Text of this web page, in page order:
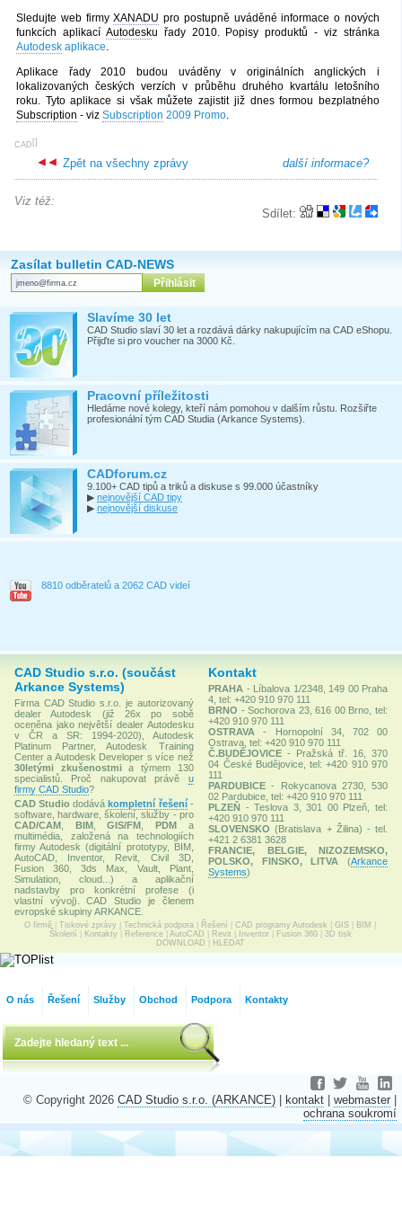
Sledujte web firmyXANADU pro postupně uváděné informace o nových
funkcích aplikací Autodesku řady 2010. Popisy produktů - viz stránka
Autodesk aplikace.
Aplikace řady 2010 budou uváděny v originálních anglických i
lokalizovaných českých verzích v průběhu druhého kvartálu letošního
roku. Tyto aplikace si však můžete zajistit již dnes formou bezplatného
Subscription - viz Subscription 2009 Promo.
[
CAD ]
další informace?
Zpět na všechny zprávy
Sdílet:
Viz též:
Zasílat bulletin CAD-NEWS
Slavíme 30 let
CAD Studio slaví 30 let a rozdává dárky nakupujícím na CAD eShopu.
Přijďte si pro voucher na 3000 Kč.
Pracovní příležitosti
Hledáme nové kolegy, kteří nám pomohou v dalším růstu. Rozšiřte
profesionální tým CAD Studia (Arkance Systems).
CADforum.cz
9.100+ CAD tipů a triků a diskuse s 99.000 účastníky
▶ nejnovější CAD tipy
▶ nejnovější diskuse
8810 odběratelů a 2062 CAD videí
CAD Studio s.r.o. (součást
Arkance Systems)
Firma CAD Studio s.r.o. je autorizovaný
dealer Autodesk (již 26x po sobě
oceněna jako největší dealer Autodesku
v ČR a SR: 1994-2020), Autodesk
Platinum Partner, Autodesk Training
Center a Autodesk Developer s více než
30letými zkušenostmia týmem 130
specialistů. Proč nakupovat právě u
firmy CAD Studio?
CAD Studio dodávákompletní řešení-
software, hardware, školení, služby - pro
CAD/CAM
BIM,GIS/FM ,PDM a
multimédia, založená na technologiích
firmy Autodesk (digitální prototypy, BIM,
AutoCAD, Inventor, Revit, Civil 3D,
Fusion 360, 3ds Max, Vault, Plant,
Simulation, cloud...) a aplikační
nadstavby pro konkrétní profese (i
vlastní vývoj). CAD Studio je členem
evropské skupiny ARKANCE.
Kontakt
PRAHA - Líbalova 1/2348, 149 00 Praha
4, tel: +420 910 970 111
BRNO - Sochorova 23, 616 00 Brno, tel:
+420 910 970 111
OSTRAVA
- Hornopolní 34, 702 00
Ostrava, tel: +420 910 970 111
Č.BUDĚJOVICE - Pražská tř. 16, 370
04 České Budějovice, tel: +420 910 970
111
PARDUBICE - Rokycanova 2730, 530
02 Pardubice, tel: +420 910 970 111
PLZEŇ - Teslova 3, 301 00 Plzeň, tel:
+420 910 970 111
SLOVENSKO (Bratislava + Žilina) - tel.
+421 2 6381 3628
FRANCIE, BELGIE, NIZOZEMSKO,
POLSKO, FINSKO, LITVA
(Arkance
Systems)
O firmě Tiskové zprávy Technická podpora Řešení CAD programy Autodesk GIS BIM
Školení
Kontakty Reference| AutoCAD Revit Inventor| Fusion 360| 3D tisk
DOWNLOAD
HLEDAT
O nás Řešení Služby Obchod Podpora Kontakty
© Copyright 2026 CAD Studio s.r.o. (ARKANCE) kontakt webmaster
ochrana soukromí